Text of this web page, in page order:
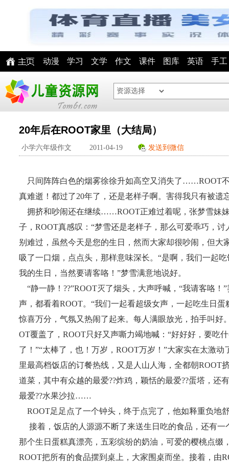
动漫 学习 文学 作文 课件 图库 英语 手工
20年后在ROOT家里（大结局）
小学六年级作文 2011-04-19 发送到微信
只间阵阵白色的烟雾徐徐升如高空又消失了……ROOT
真难逝！都过了20年了，还是老样子啊。害得我只有被
拥挤和吵闹还在继续……ROOT正难过着呢，张梦雪妹
子，ROOT真感叹：“梦雪还是老样子，那么可爱乖巧，
别难过，虽然今天是您的生日，然而大家却很吵闹，但大
吸了一口烟，点点头，那样意味深长。“是啊，我们一起
我的生日，当然要请客咯！”梦雪满意地说好。
“静一静！??”ROOT灭了烟头，大声呼喊，“我请客咯！
声，都看着ROOT。“我们一起看超级女声，一起吃生日
惊喜万分，气氛又热闹了起来。每人满眼放光，拍手叫
OT覆盖了，ROOT只好又声嘶力竭地喊：“好好好，要吃
了！”“太棒了，也！万岁，ROOT万岁！”大家实在太激
里最高档饭店的订餐热线，又是人山人海，全都朝ROOT
道菜，其中有众越的最爱??炸鸡，颖恬的最爱??蛋塔，还
最爱??水果沙拉……
ROOT足足点了一个钟头，终于点完了，他如释重负
接着，饭店的人源源不断了来送生日吃的食品，还有一
那个生日蛋糕真漂亮，五彩缤纷的奶油，可爱的樱桃点缀
ROOT把所有的食品摆到桌上，大家围桌而坐。接着，由